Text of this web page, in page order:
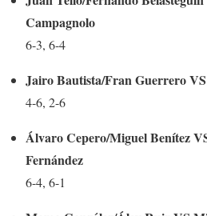
Campagnolo
6-3, 6-4
Jairo Bautista/Fran Guerrero
4-6, 2-6
Álvaro Cepero/Miguel Benítez
Fernández
6-4, 6-1